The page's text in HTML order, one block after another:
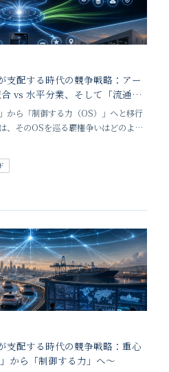
支配する時代の競争戦略：アー
vs 水平分業、そして「流通」
から「制御する力（OS）」へと移行
、そのOSを巡る覇権争いはどのよう
。モビリティ産業の最前線を見る
テクチャ（構造設計）」の思想が激
って重要なのは
支配する時代の競争戦略：重心
から「制御する力」へ〜